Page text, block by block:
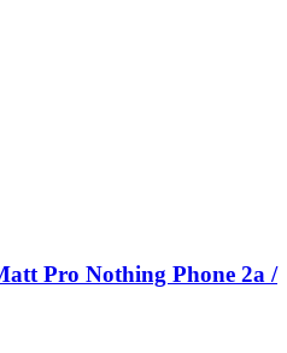
Pro Nothing Phone 2a /